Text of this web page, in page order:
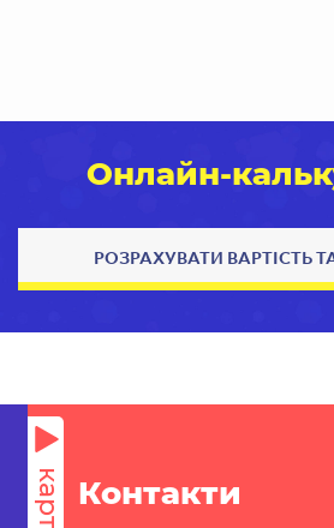
Онлайн-
РОЗРАХУВАТИ ВАРТІСТЬ
карта Контакти